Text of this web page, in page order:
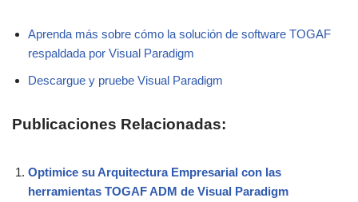
Aprenda más sobre cómo la solución de software TOGAF
respaldada por Visual Paradigm
Descargue y pruebe Visual Paradigm
Publicaciones Relacionadas:
Optimice su Arquitectura Empresarial con las
herramientas TOGAF ADM de Visual Paradigm